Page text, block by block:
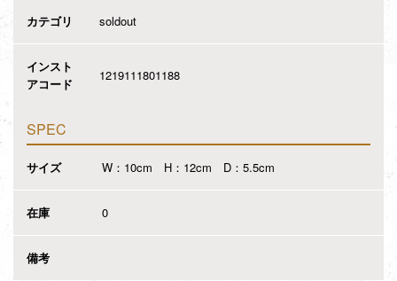
カテゴリ soldout
インスト
アコード
1219111801188
SPEC
サイズ W：10cm H：12cm D：5.5cm
在庫 0
備考